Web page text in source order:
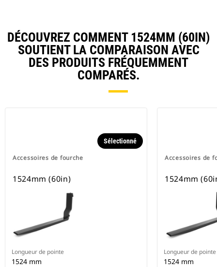
DÉCOUVREZ COMMENT 1524MM (60IN)
SOUTIENT LA COMPARAISON AVEC
DES PRODUITS FRÉQUEMMENT
COMPARÉS.
Accessoires de fourche
Sélectionné
1524mm (60in)
Longueur de pointe
1524 mm
Accessoires de
1524mm
Longueur de pointe
1524 mm